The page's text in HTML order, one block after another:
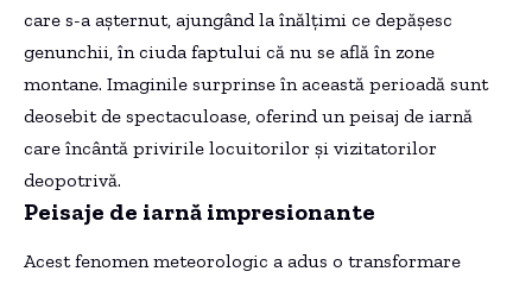
care s-a așternut, ajungând la înălțimi ce depășesc
genunchii, în ciuda faptului că nu se află în zone
montane. Imaginile surprinse în această perioadă sunt
deosebit de spectaculoase, oferind un peisaj de iarnă
care încântă privirile locuitorilor și vizitatorilor
deopotrivă.
Peisaje de iarnă impresionante
Acest fenomen meteorologic a adus o transformare